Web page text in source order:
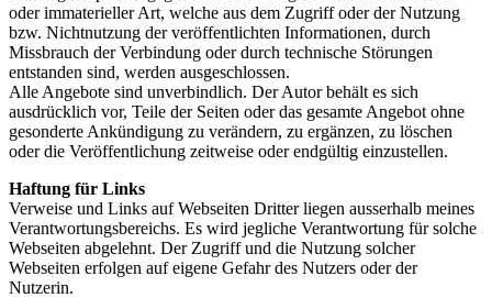
oder immaterieller Art, welche aus dem Zugriff oder der Nutzung
bzw. Nichtnutzung der veröffentlichten Informationen, durch
Missbrauch der Verbindung oder durch technische Störungen
entstanden sind, werden ausgeschlossen.
Alle Angebote sind unverbindlich. Der Autor behält es sich
ausdrücklich vor, Teile der Seiten oder das gesamte Angebot ohne
gesonderte Ankündigung zu verändern, zu ergänzen, zu löschen
oder die Veröffentlichung zeitweise oder endgültig einzustellen.
Haftung für Links
Verweise und Links auf Webseiten Dritter liegen ausserhalb meines
Verantwortungsbereichs. Es wird jegliche Verantwortung für solche
Webseiten abgelehnt. Der Zugriff und die Nutzung solcher
Webseiten erfolgen auf eigene Gefahr des Nutzers oder der
Nutzerin.